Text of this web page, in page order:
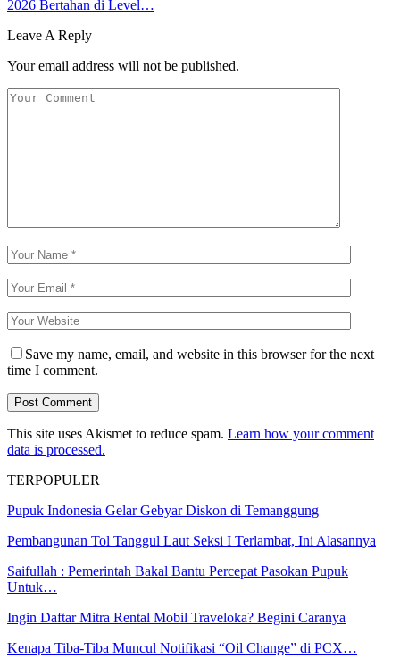
2026 Bertahan di Level…
Leave A Reply
Your email address will not be published.
Save my name, email, and website in this browser for the next
time I comment.
This site uses Akismet to reduce spam. Learn how your comment
data is processed.
TERPOPULER
Pupuk Indonesia Gelar Gebyar Diskon di Temanggung
Pembangunan Tol Tanggul Laut Seksi I Terlambat, Ini Alasannya
Saifullah : Pemerintah Bakal Bantu Percepat Pasokan Pupuk
Untuk…
Ingin Daftar Mitra Rental Mobil Traveloka? Begini Caranya
Kenapa Tiba-Tiba Muncul Notifikasi “Oil Change” di PCX…